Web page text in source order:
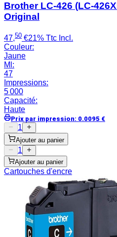
Brother LC-426 (LC-
Original
47,50 €21% Ttc Incl.
Couleur:
Jaune
Ml :
47
Impressions:
5 000
Capacité:
Haute
Prix par impression: 0.0095 €
1
Ajouter au panier
1
Ajouter au panier
Cartouches d'encre